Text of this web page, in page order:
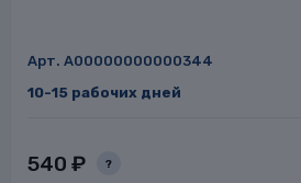
Арт. A00000000000344
10-15 рабочих дней
540 ₽ ?